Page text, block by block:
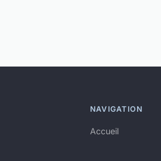
NAVIGATION
Accueil